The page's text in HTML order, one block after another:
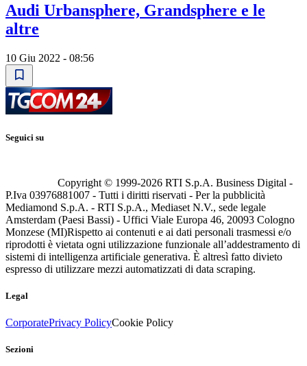
Audi Urbansphere, Grandsphere e le
altre
10 Giu 2022 - 08:56
Seguici su
Copyright © 1999-2026 RTI S.p.A. Business Digital -
P.Iva 03976881007 - Tutti i diritti riservati - Per la pubblicità
Mediamond S.p.A. - RTI S.p.A., Mediaset N.V., sede legale
Amsterdam (Paesi Bassi) - Uffici Viale Europa 46, 20093 Cologno
Monzese (MI)Rispetto ai contenuti e ai dati personali trasmessi e/o
riprodotti è vietata ogni utilizzazione funzionale all’addestramento di
sistemi di intelligenza artificiale generativa. È altresì fatto divieto
espresso di utilizzare mezzi automatizzati di data scraping.
Legal
CorporatePrivacy PolicyCookie Policy
Sezioni